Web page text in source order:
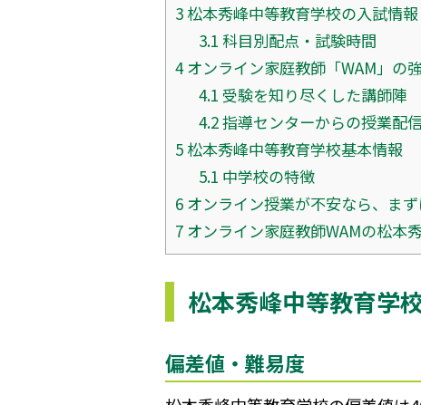
3 松本秀峰中等教育学校の入試情報
3.1 科目別配点・試験時間
4オンライン家庭教師「WAM」の
4.1 受験を知り尽くした講師陣
4.2指導センターからの授業配
5 松本秀峰中等教育学校基本情報
5.1 中学校の特徴
6 オンライン授業が不安なら、ま
7 オンライン家庭教師WAMの松本
松本秀峰中等教育学
偏差値・難易度